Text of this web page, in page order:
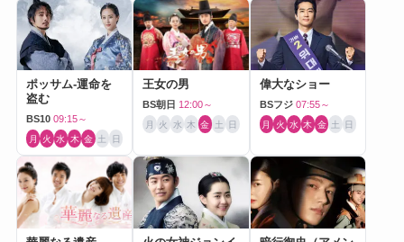
ポッサム-運命を
盗む
BS10 09:15～
月 火 水 木 金 土 日
王女の男
BS朝日 12:00～
月 火 水 木 金 土 日
偉大なショー
BSフジ 07:55～
月 火 水 木 金 土 日